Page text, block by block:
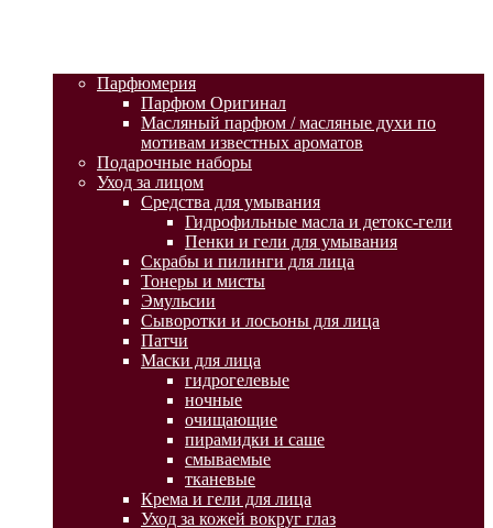
Парфюмерия
Парфюм Оригинал
Масляный парфюм / масляные духи по
мотивам известных ароматов
Подарочные наборы
Уход за лицом
Средства для умывания
Гидрофильные масла и детокс-гели
Пенки и гели для умывания
Скрабы и пилинги для лица
Тонеры и мисты
Эмульсии
Сыворотки и лосьоны для лица
Патчи
Маски для лица
гидрогелевые
ночные
очищающие
пирамидки и саше
смываемые
тканевые
Крема и гели для лица
Уход за кожей вокруг глаз